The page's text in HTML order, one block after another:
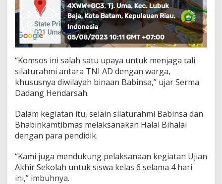
“Komsos ini salah satu upaya untuk menjaga tali
silaturahmi antara TNI AD dengan warga,
khususnya diwilayah binaan Babinsa,” ujar Serma
Dadang Hendarsah.
Dalam kegiatan itu, selain silaturahmi Babinsa dan
Bhabinkamtibmas melaksanakan Halal Bihalal
dengan para pendidik.
“Kami juga mendukung pelaksanaan kegiatan Ujian
Akhir Sekolah untuk siswa kelas 6 selama 4 hari
ini,” imbuhnya.